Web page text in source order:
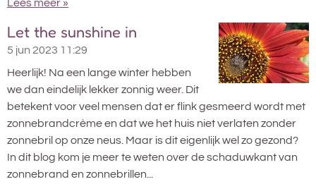
Lees meer »
Let the sunshine in
5 jun 2023 11:29
Heerlijk! Na een lange winter hebben
we dan eindelijk lekker zonnig weer. Dit
betekent voor veel mensen dat er flink gesmeerd wordt met
zonnebrandcrème en dat we het huis niet verlaten zonder
zonnebril op onze neus. Maar is dit eigenlijk wel zo gezond?
In dit blog kom je meer te weten over de schaduwkant van
zonnebrand en zonnebrillen...